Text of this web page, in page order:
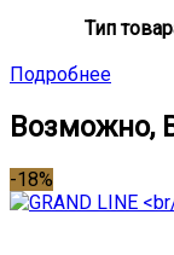
Тип
Подробнее
Возможно,
-18%